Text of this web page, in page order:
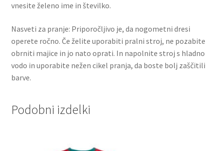
vnesite želeno ime in številko.
Nasveti za pranje: Priporočljivo je, da nogometni dresi
operete ročno. Če želite uporabiti pralni stroj, ne pozabite
obrniti majice in jo nato oprati. In napolnite stroj s hladno
vodo in uporabite nežen cikel pranja, da boste bolj zaščitili
barve.
Podobni izdelki